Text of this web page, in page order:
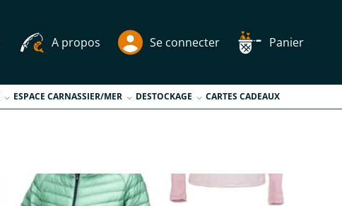
A propos Se connecter Panier
ESPACE CARNASSIER/MER DESTOCKAGE CARTES CADEAUX